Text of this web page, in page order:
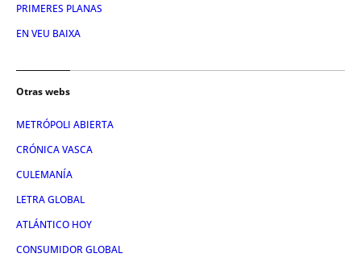
PRIMERES PLANAS
EN VEU BAIXA
Otras webs
METRÓPOLI ABIERTA
CRÓNICA VASCA
CULEMANÍA
LETRA GLOBAL
ATLÁNTICO HOY
CONSUMIDOR GLOBAL